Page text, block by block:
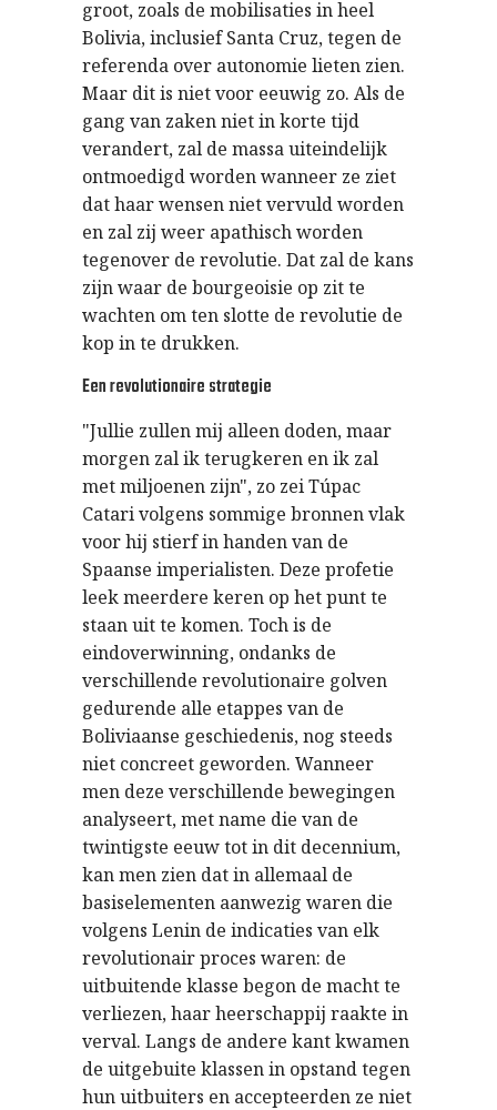
groot, zoals de mobilisaties in heel
Bolivia, inclusief Santa Cruz, tegen de
referenda over autonomie lieten zien.
Maar dit is niet voor eeuwig zo. Als de
gang van zaken niet in korte tijd
verandert, zal de massa uiteindelijk
ontmoedigd worden wanneer ze ziet
dat haar wensen niet vervuld worden
en zal zij weer apathisch worden
tegenover de revolutie. Dat zal de kans
zijn waar de bourgeoisie op zit te
wachten om ten slotte de revolutie de
kop in te drukken.
Een revolutionaire strategie
"Jullie zullen mij alleen doden, maar
morgen zal ik terugkeren en ik zal
met miljoenen zijn", zo zei Túpac
Catari volgens sommige bronnen vlak
voor hij stierf in handen van de
Spaanse imperialisten. Deze profetie
leek meerdere keren op het punt te
staan uit te komen. Toch is de
eindoverwinning, ondanks de
verschillende revolutionaire golven
gedurende alle etappes van de
Boliviaanse geschiedenis, nog steeds
niet concreet geworden. Wanneer
men deze verschillende bewegingen
analyseert, met name die van de
twintigste eeuw tot in dit decennium,
kan men zien dat in allemaal de
basiselementen aanwezig waren die
volgens Lenin de indicaties van elk
revolutionair proces waren: de
uitbuitende klasse begon de macht te
verliezen, haar heerschappij raakte in
verval. Langs de andere kant kwamen
de uitgebuite klassen in opstand tegen
hun uitbuiters en accepteerden ze niet